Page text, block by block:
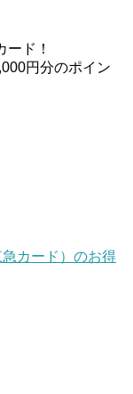
る？デメリット3
ード！
円分のポイン
カード）のお得